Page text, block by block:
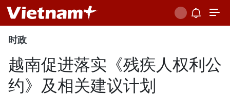
时政
越南促进落实《残疾人权利公
约》及相关建议计划